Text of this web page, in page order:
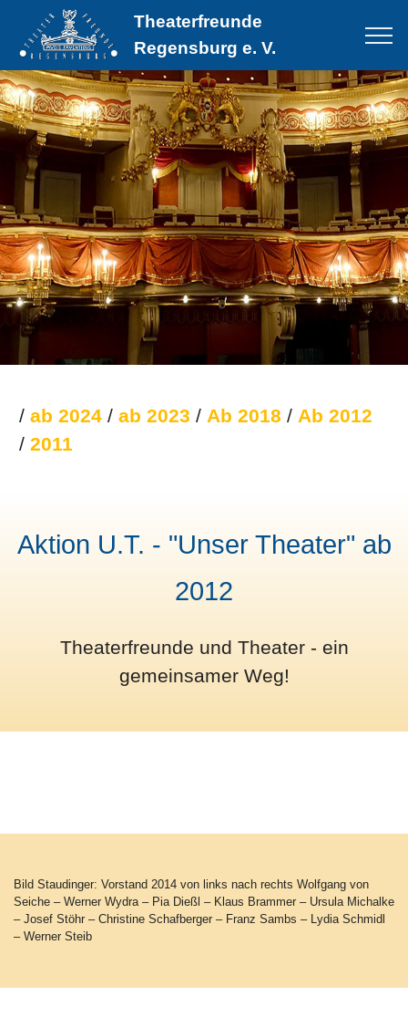
Theaterfreunde
Regensburg e. V.
/ ab 2024 / ab 2023 / Ab 2018 / Ab 2012
/ 2011
Aktion U.T. - "Unser Theater" ab
2012
Theaterfreunde und Theater - ein
gemeinsamer Weg!
Bild Staudinger: Vorstand 2014 von links nach rechts Wolfgang von
Seiche – Werner Wydra – Pia Dießl – Klaus Brammer – Ursula Michalke
– Josef Stöhr – Christine Schafberger – Franz Sambs – Lydia Schmidl
– Werner Steib